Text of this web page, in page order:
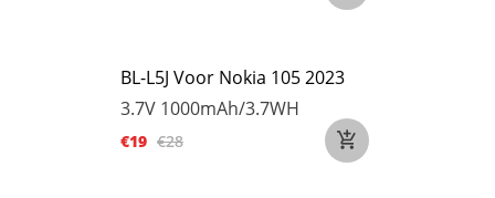
BL-L5J Voor Nokia 105 2023
3.7V 1000mAh/3.7WH
€19 €28